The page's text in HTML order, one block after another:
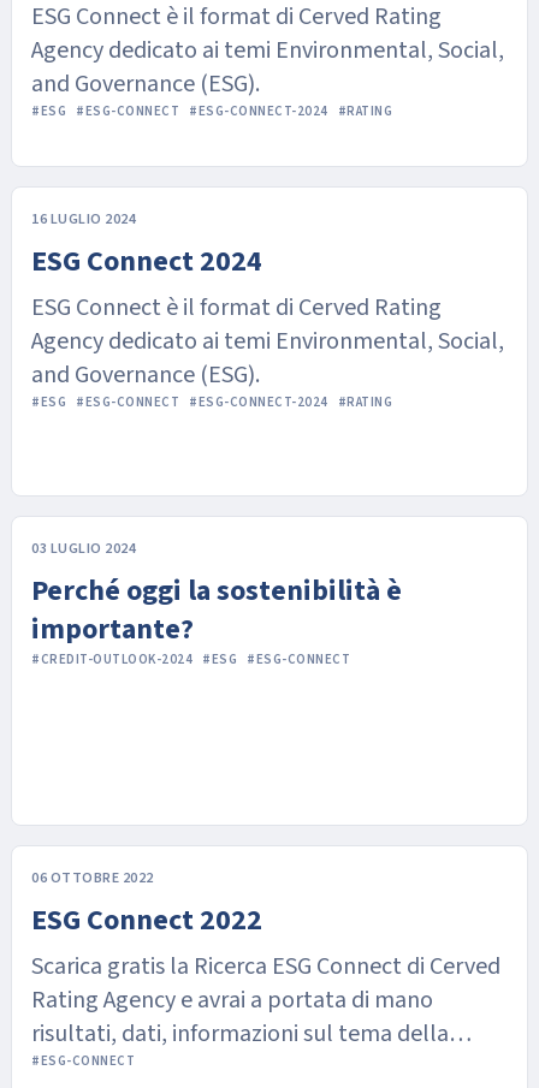
Creditizio e profilo di sostenibilità
delle imprese familiari
ESG Connect è il format di Cerved Rating
Agency dedicato ai temi Environmental, Social,
and Governance (ESG).
#ESG #ESG-CONNECT #ESG-CONNECT-2024 #RATING
16 LUGLIO 2024
ESG Connect 2024
ESG Connect è il format di Cerved Rating
Agency dedicato ai temi Environmental, Social,
and Governance (ESG).
#ESG #ESG-CONNECT #ESG-CONNECT-2024 #RATING
03 LUGLIO 2024
Perché oggi la sostenibilità è
importante?
#CREDIT-OUTLOOK-2024 #ESG #ESG-CONNECT
06 OTTOBRE 2022
ESG Connect 2022
Scarica gratis la Ricerca ESG Connect di Cerved
Rating Agency e avrai a portata di mano
risultati, dati, informazioni sul tema della
sostenibilità
#ESG-CONNECT